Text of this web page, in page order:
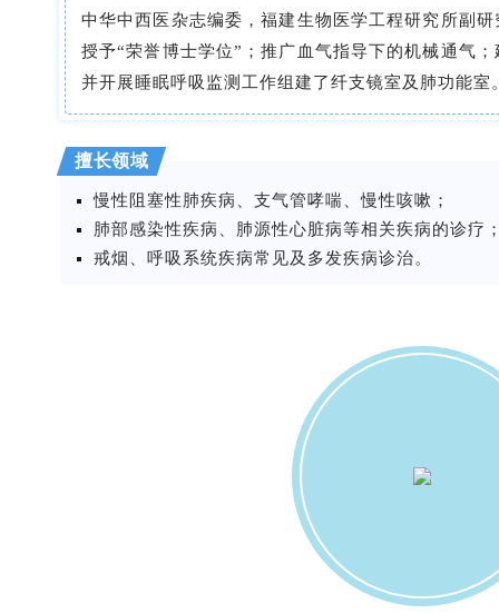
中华中西医杂志编委，福建生物医学工程研究所副
授予“荣誉博士学位”；推广血气指导下的机械通气
并开展睡眠呼吸监测工作组建了纤支镜室及肺功能室
擅长领域
慢性阻塞性肺疾病、 支气管哮喘 、慢性咳嗽；
肺部感染性疾病、肺源性心脏病等相关疾病的诊疗
戒烟、呼吸系统疾病常见及多发疾病诊治。